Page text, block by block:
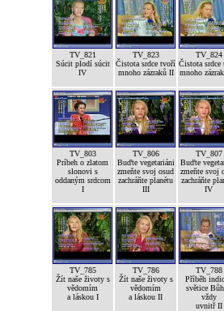
TV_821
Súcit plodí súcit
IV
TV_823
Čistota srdce tvoří
mnoho zázraků II
TV_824
Čistota srdce
mnoho
TV_803
Príbeh o zlatom
slonovi s
oddaným srdcom
I
TV_806
Buďte vegetariáni
zmeňte svoj osud
zachráňte planétu
III
TV_807
Buďte
zmeňte svoj
zachráňte
IV
TV_785
Žít naše životy s
vědomím
a láskou I
TV_786
Žít naše životy s
vědomím
a láskou II
TV_788
Příběh
světice
vždy
uvnitř II